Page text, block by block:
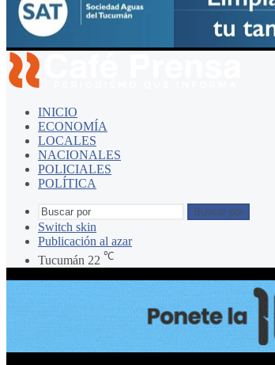
INICIO
ECONOMÍA
LOCALES
NACIONALES
POLICIALES
POLÍTICA
Buscar por
Switch skin
Publicación al azar
Tucumán 22 ℃